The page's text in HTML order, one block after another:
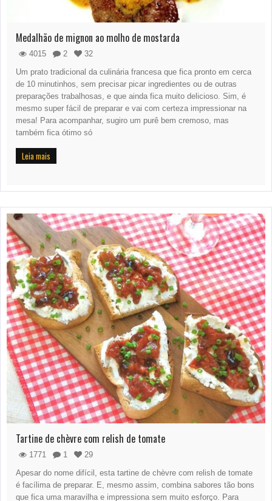
Medalhão de mignon ao molho de mostarda
4015 2
32
Um prato tradicional da culinária francesa que fica pronto em cerca
de 10 minutinhos, sem precisar picar ingredientes ou de outras
preparações trabalhosas, e que ainda fica muito delicioso. Sim, é
mesmo super fácil de preparar e vai com certeza impressionar na
mesa! Para acompanhar, sugiro um purê bem cremoso, mas
também fica ótimo só
Leia mais
Tartine de chèvre com relish de tomate
1771 1
29
Apesar do nome difícil, esta tartine de chèvre com relish de tomate
é facílima de preparar. E, mesmo assim, combina sabores tão bons
que fica uma maravilha e impressiona sem muito esforço. Para